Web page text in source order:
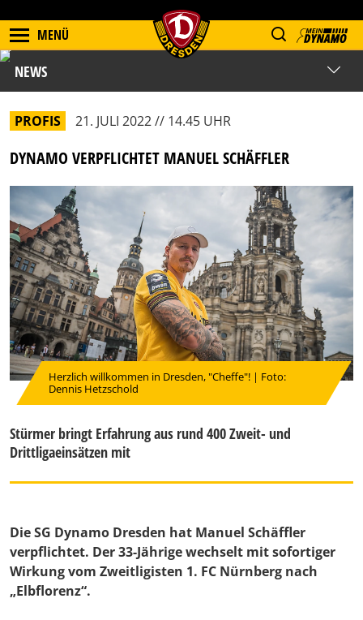
MENÜ
NEWS
PROFIS 21. JULI 2022 // 14.45 UHR
DYNAMO VERPFLICHTET MANUEL SCHÄFFLER
Herzlich willkommen in Dresden, "Cheffe"! | Foto:
Dennis Hetzschold
Stürmer bringt Erfahrung aus rund 400 Zweit- und
Drittligaeinsätzen mit
Die SG Dynamo Dresden hat Manuel Schäffler
verpflichtet. Der 33-Jährige wechselt mit sofortiger
Wirkung vom Zweitligisten 1. FC Nürnberg nach
„Elbflorenz“.